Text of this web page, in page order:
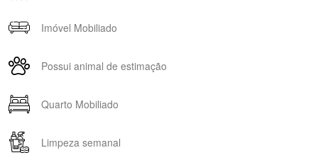
Imóvel Mobiliado
Possui animal de estimação
Quarto Mobiliado
Limpeza semanal